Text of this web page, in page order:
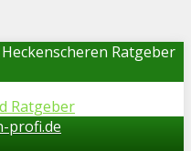
Ratgeber
profi.de